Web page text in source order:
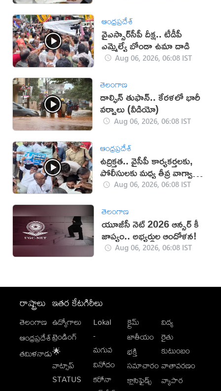
ఆంధ్రప్రదేశ్
వైఎస్సార్‌సీపీ దీక్ష.. టీడీపీ
ఎమ్మెల్యే బోండా ఉమా దాడి
Aug 06, 2026, 06:08 IST
తెలంగాణ
డాల్ఫిన్ తుఫాన్.. కేరళలో భారీ
వర్షాలు (వీడియో)
Aug 06, 2026, 06:08 IST
ఆంధ్రప్రదేశ్
ఉద్రిక్తత.. వైసీపీ కార్యకర్తలకు,
పోలీసులకు మధ్య తీవ్ర వాగ్వాదం
(VIDEO)
Aug 06, 2026, 06:08 IST
తెలంగాణ
యూజీసీ నెట్ 2026 ఆన్సర్ కీ
జాప్యం.. అభ్యర్థుల ఆందోళన!
Aug 06, 2026, 06:08 IST
రాష్ట్రాలు
తెలంగాణ
ఆంధ్రప్రదేశ్
తమిళనాడు
ఇతర కేటగిరీలు
ఉద్యోగాలు
ట్రెండింగ్
🌟
వాట్సాప్
STATUS
Lokal
-
మగువ
వినోదం
కరోనా
క్రైమ్
జాతీయం
భక్తి
సమాచారం
క్లాసిఫైడ్స్
విద్య
రైతు
కుటుంబం
వాతావరణం
వ్యాపార